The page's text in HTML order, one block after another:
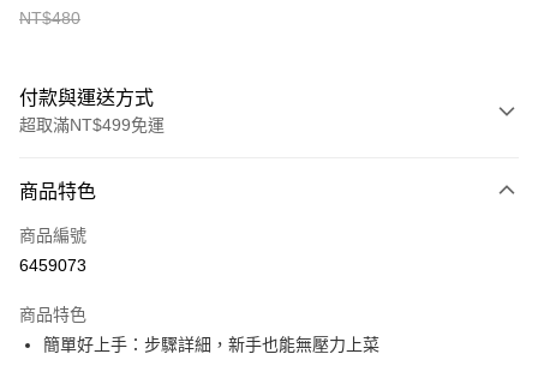
NT$480
付款與運送方式
超取滿NT$499免運
信用卡一次付款
超商取貨付款
Apple Pay
商品特色
商品編號
6459073
商品特色
簡單好上手：步驟詳細，新手也能無壓力上菜